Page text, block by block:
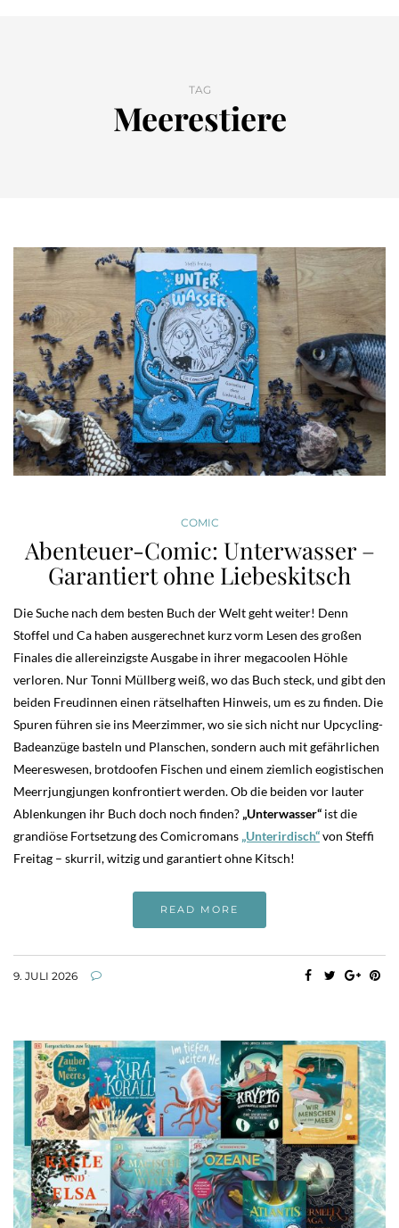
TAG
Meerestiere
COMIC
Abenteuer-Comic: Unterwasser –
Garantiert ohne Liebeskitsch
Die Suche nach dem besten Buch der Welt geht weiter! Denn
Stoffel und Ca haben ausgerechnet kurz vorm Lesen des großen
Finales die allereinzigste Ausgabe in ihrer megacoolen Höhle
verloren. Nur Tonni Müllberg weiß, wo das Buch steck, und gibt den
beiden Freudinnen einen rätselhaften Hinweis, um es zu finden. Die
Spuren führen sie ins Meerzimmer, wo sie sich nicht nur Upcycling-
Badeanzüge basteln und Planschen, sondern auch mit gefährlichen
Meereswesen, brotdoofen Fischen und einem ziemlich eogistischen
Meerrjungjungen konfrontiert werden. Ob die beiden vor lauter
Ablenkungen ihr Buch doch noch finden? „Unterwasser“ ist die
grandiöse Fortsetzung des Comicromans „Unterirdisch“von Steffi
Freitag – skurril, witzig und garantiert ohne Kitsch!
READ MORE
9. JULI 2026